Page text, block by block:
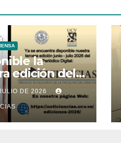
la
edición del
digital de
2026
DE 2026